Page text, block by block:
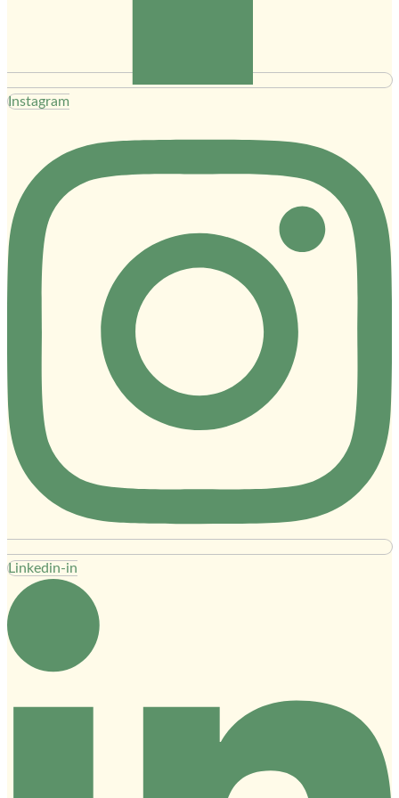
Instagram
Linkedin-in